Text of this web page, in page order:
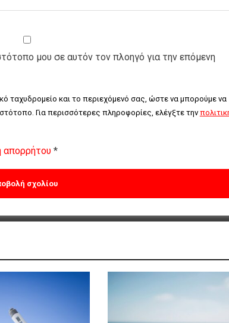
μου σε αυτόν τον πλοηγό για την επόμενη
ταχυδρομείο και το περιεχόμενό σας, ώστε να μπορούμε να
Για περισσότερες πληροφορίες, ελέγξτε την
απορρήτου *